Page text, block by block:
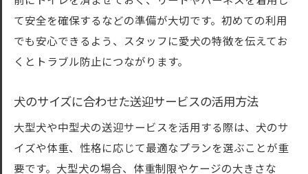
て安全を確保するなどの準備が大切です。初めての利用
でも安心できるよう、スタッフに愛犬の特徴を伝えてお
くとトラブル防止につながります。
犬のサイズに合わせた送迎サービスの活用方法
大型犬や中型犬の送迎サービスを活用する際は、犬のサ
イズや体重、性格に応じて最適なプランを選ぶことが重
要です。大型犬の場合、体重制限やケージの大きさな